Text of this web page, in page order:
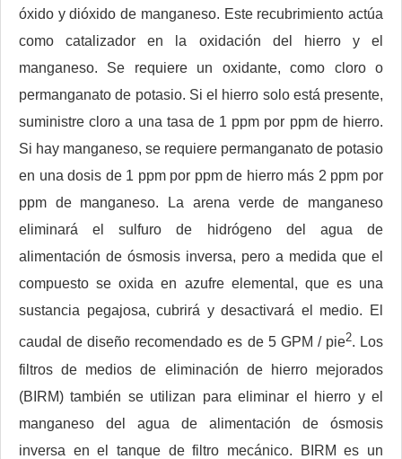
óxido y dióxido de manganeso. Este recubrimiento actúa
como catalizador en la oxidación del hierro y el
manganeso. Se requiere un oxidante, como cloro o
permanganato de potasio. Si el hierro solo está presente,
suministre cloro a una tasa de 1 ppm por ppm de hierro.
Si hay manganeso, se requiere permanganato de potasio
en una dosis de 1 ppm por ppm de hierro más 2 ppm por
ppm de manganeso. La arena verde de manganeso
eliminará el sulfuro de hidrógeno del agua de
alimentación de ósmosis inversa, pero a medida que el
compuesto se oxida en azufre elemental, que es una
sustancia pegajosa, cubrirá y desactivará el medio. El
caudal de diseño recomendado es de 5 GPM / pie2. Los
filtros de medios de eliminación de hierro mejorados
(BIRM) también se utilizan para eliminar el hierro y el
manganeso del agua de alimentación de ósmosis
inversa en el tanque de filtro mecánico. BIRM es un